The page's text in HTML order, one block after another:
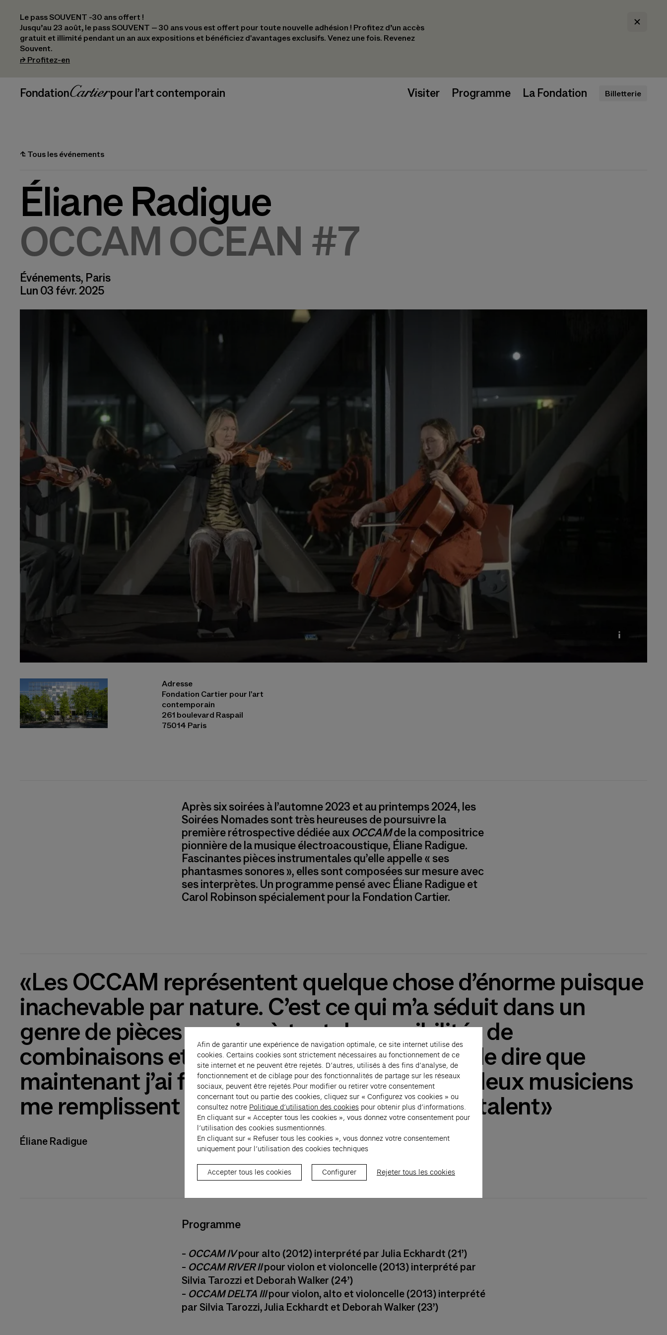
Le pass SOUVENT -30 ans offert !
Jusqu’au 23 août, le pass SOUVENT – 30 ans vous est offert pour toute nouvelle adhésion !​ Profitez d’un accès
gratuit et illimité pendant un an aux expositions et bénéficiez d'avantages exclusifs.​ Venez une fois. Revenez
Souvent.
⮣ Profitez-en
_logoFondation Cartier
pour l’art contemporain Visiter Programme La Fondation Billetterie
⮤ Tous les événements
Éliane Radigue
OCCAM OCEAN #7
Événements, Paris
Lun 03 févr. 2025
Eliane Radigue, OCCAM OCEAN #7 © Vassili Feodoroff
Adresse
Fondation Cartier pour l'art
contemporain
261 boulevard Raspail
75014 Paris
Après six soirées à l’automne 2023 et au printemps 2024, les
Soirées Nomades sont très heureuses de poursuivre la
première rétrospective dédiée aux OCCAMde la compositrice
pionnière de la musique électroacoustique, Éliane Radigue.
Fascinantes pièces instrumentales qu’elle appelle « ses
phantasmes sonores », elles sont composées sur mesure avec
ses interprètes. Un programme pensé avec Éliane Radigue et
Carol Robinson spécialement pour la Fondation Cartier.
«Les OCCAM représentent quelque chose d’énorme puisque
inachevable par nature. C’est ce qui m’a séduit dans un
genre de pièces propice à tant de possibilités de
combinaisons et de richesses. Ça m’interdit de dire que
maintenant j’ai fini, tant que tous ces merveilleux musiciens
me remplissent de la joie de leur magnifique talent»
Éliane Radigue
Programme
- OCCAM IVpour alto (2012) interprété par Julia Eckhardt (21’)
- OCCAM RIVER IIpour violon et violoncelle (2013) interprété par
Silvia Tarozzi et Deborah Walker (24’)
- OCCAM DELTA IIIpour violon, alto et violoncelle (2013) interprété
par Silvia Tarozzi, Julia Eckhardt et Deborah Walker (23’)
Afin de garantir une expérience de navigation optimale, ce site internet utilise des
cookies. Certains cookies sont strictement nécessaires au fonctionnement de ce
site internet et ne peuvent être rejetés. D’autres, utilisés à des fins d’analyse, de
fonctionnement et de ciblage pour des fonctionnalités de partage sur les réseaux
sociaux, peuvent être rejetés.Pour modifier ou retirer votre consentement
concernant tout ou partie des cookies, cliquez sur « Configurez vos cookies » ou
consultez notre Politique d’utilisation des cookies pour obtenir plus d’informations.
En cliquant sur « Accepter tous les cookies », vous donnez votre consentement pour
l’utilisation des cookies susmentionnés.
En cliquant sur « Refuser tous les cookies », vous donnez votre consentement
uniquement pour l’utilisation des cookies techniques
Accepter tous les cookies Configurer Rejeter tous les cookies